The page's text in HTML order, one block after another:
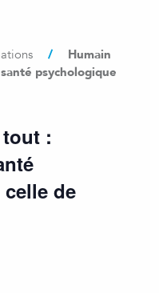
/
Humain
psychologique
:
de